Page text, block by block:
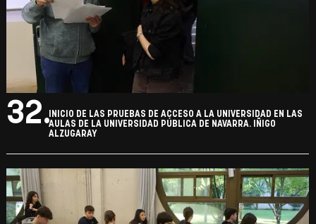
32. INICIO DE LAS PRUEBAS DE ACCESO A LA UNIVERSIDAD EN LAS
AULAS DE LA UNIVERSIDAD PÚBLICA DE NAVARRA. IÑIGO
ALZUGARAY